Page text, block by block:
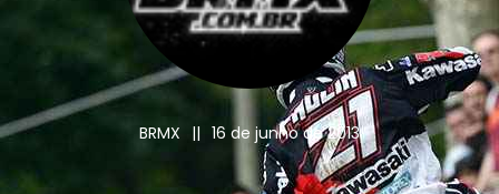
BRMX || 16 de junho de 2013